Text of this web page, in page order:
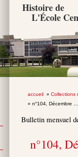
Histoire de
L'École
accueil» Collections
» n°104, Décembre
Bulletin mensuel
n°104,